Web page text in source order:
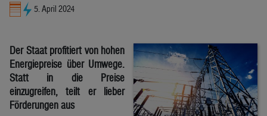
5. April 2024
Der Staat profitiert von hohen
Energiepreise über Umwege.
Statt in die Preise
einzugreifen, teilt er lieber
Förderungen aus